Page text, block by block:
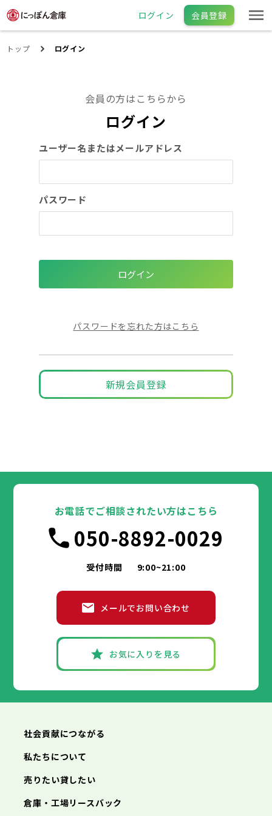
ログイン 会員登録
トップ ログイン
会員の方はこちらから
ログイン
ユーザー名またはメールアドレス
パスワード
パスワードを忘れた方はこちら
新規会員登録
お電話でご相談されたい方はこちら
050-8892-0029
受付時間 9:00~21:00
メールでお問い合わせ
お気に入りを見る
社会貢献につながる
私たちについて
売りたい貸したい
倉庫・工場リースバック